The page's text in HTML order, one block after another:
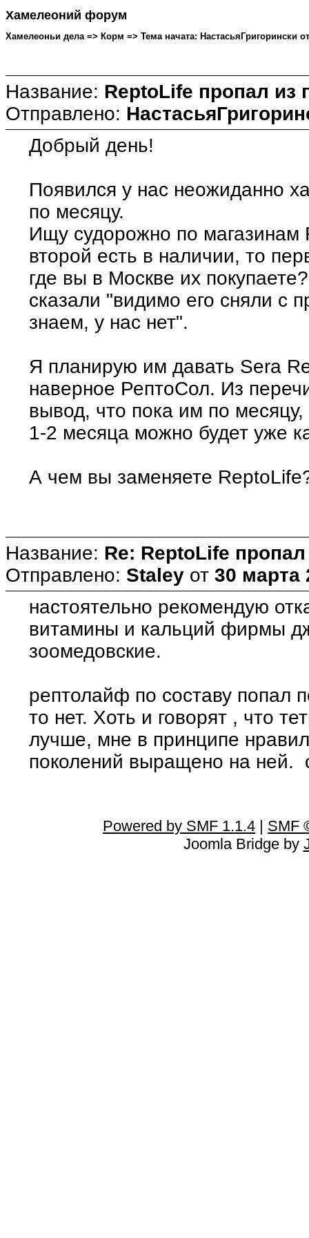
Хамелеоний форум
Хамелеоньи дела => Корм => Тема начата: НастасьяГригорински
Название: ReptoLife пропал из
Отправлено:
Добрый день!
Появился у нас неожиданно
по месяцу.
Ищу судорожно по
второй есть в наличии, то
где вы в Москве их
сказали "видимо его сняли с
знаем, у нас нет".
Я планирую им давать Sera
наверное РептоСол. Из
вывод, что пока им по
1-2 месяца можно будет уже
А чем вы заменяете
Название: Re: ReptoLife
Отправлено: Staley от 30 марта
настоятельно рекомендую
витамины и кальций фирмы
зоомедовские.
рептолайф по составу попал
то нет. Хоть и говорят , что
лучше, мне в принципе
поколений выращено на ней.
Powered by SMF 1.1.4 | SMF
Joomla Bridge by